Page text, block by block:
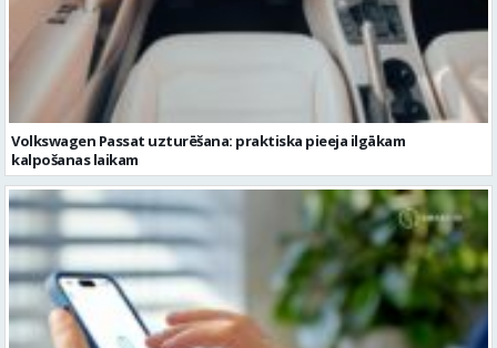
Volkswagen Passat uzturēšana: praktiska pieeja ilgākam
kalpošanas laikam